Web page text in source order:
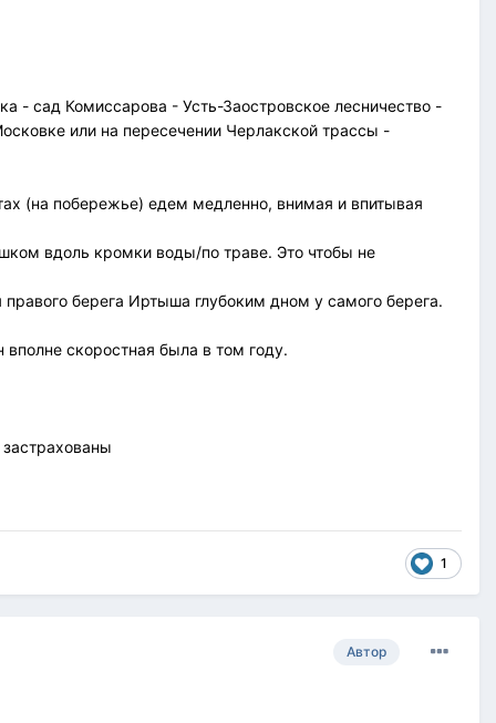
сад Комиссарова - Усть-Заостровское лесничество -
или на пересечении Черлакской трассы -
(на побережье) едем медленно, внимая и впитывая
вдоль кромки воды/по траве. Это чтобы не
берега Иртыша глубоким дном у самого берега.
скоростная была в том году.
1
Автор